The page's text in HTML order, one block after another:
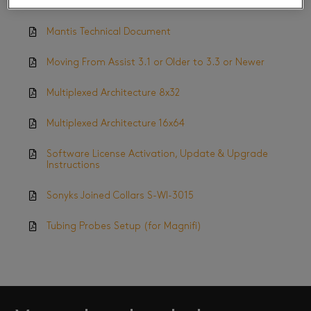
Mantis Technical Document
Moving From Assist 3.1 or Older to 3.3 or Newer
Multiplexed Architecture 8x32
Multiplexed Architecture 16x64
Software License Activation, Update & Upgrade
Instructions
Sonyks Joined Collars S-WI-3015
Tubing Probes Setup (for Magnifi)